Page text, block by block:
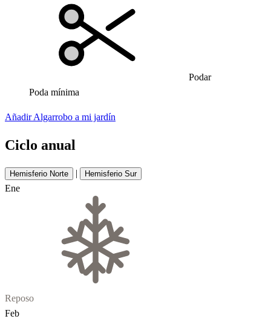
Podar
Poda mínima
Añadir Algarrobo a mi jardín
Ciclo anual
Hemisferio Norte | Hemisferio Sur
Ene
Reposo
Feb